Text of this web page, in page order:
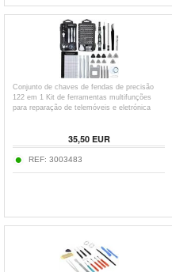
Conjunto de chaves de fendas de precisão
122 em 1 Kit de ferramentas multifunções
para reparação de telemóveis e eletrónica
35,50EUR
REF: 3003483